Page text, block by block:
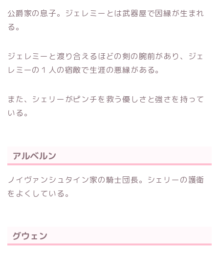
公爵家の息子。ジェレミーとは武器屋で因縁が生まれ
る。
ジェレミーと渡り合えるほどの剣の腕前があり、ジェ
レミーの１人の宿敵で生涯の悪縁がある。
また、シェリーがピンチを救う優しさと強さを持って
いる。
アルベルン
ノイヴァンシュタイン家の騎士団長。シェリーの護衛
をよくしている。
グウェン